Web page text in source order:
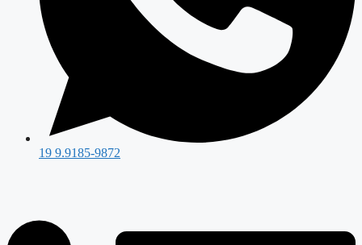
19 9.9185-9872